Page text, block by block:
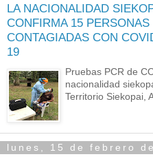
LA NACIONALIDAD
CONFIRMA 15 PERSONAS
CONTAGIADAS CON
19
Pruebas PCR de
nacionalidad
Territorio Siekopai,
lunes, 15 de febrero